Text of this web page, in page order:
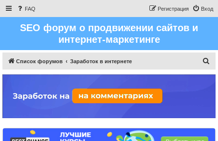
FAQ Вход
Регистрация
SEO форум о продвижении сайтов и
интернет-маркетинге
Список форумов Заработок в интернете